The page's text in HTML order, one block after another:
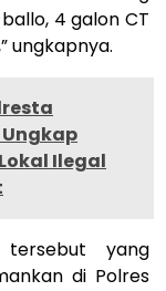
4 galon CT
ungkapnya.
Ilegal
yang
di Polres